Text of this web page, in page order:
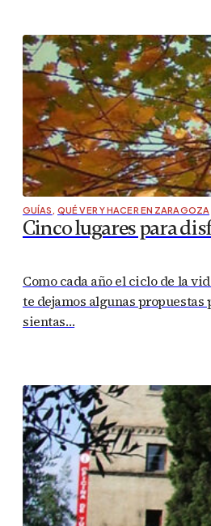
GUÍAS , QUÉ VER Y HACER EN ZARAGOZA
Cinco lugares para
Como cada año el ciclo de la
te dejamos algunas
sientas…